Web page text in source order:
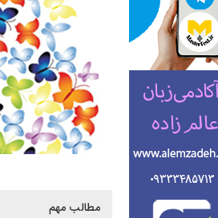
مطالب مهم